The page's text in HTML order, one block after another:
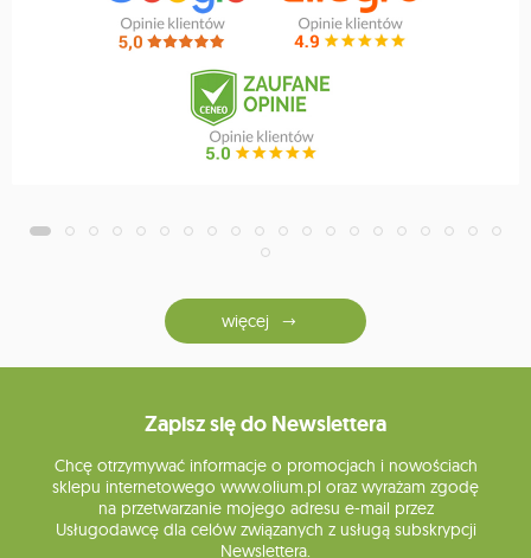
więcej
Zapisz się do Newslettera
Chcę otrzymywać informacje o promocjach i nowościach
sklepu internetowego www.olium.pl oraz wyrażam zgodę
na przetwarzanie mojego adresu e-mail przez
Usługodawcę dla celów związanych z usługą subskrypcji
Newslettera.